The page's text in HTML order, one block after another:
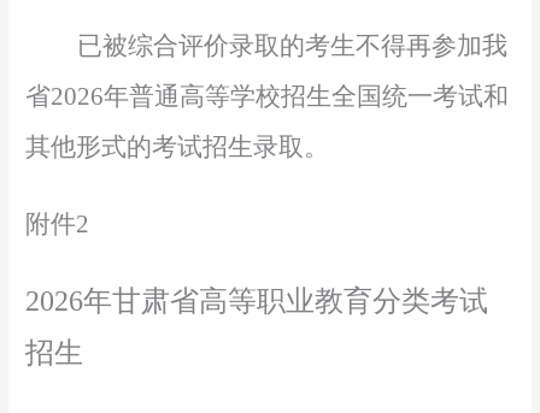
已被综合评价录取的考生不得再参加我
省2026年普通高等学校招生全国统一考试和
其他形式的考试招生录取。
附件2
2026年甘肃省高等职业教育分类考试
招生